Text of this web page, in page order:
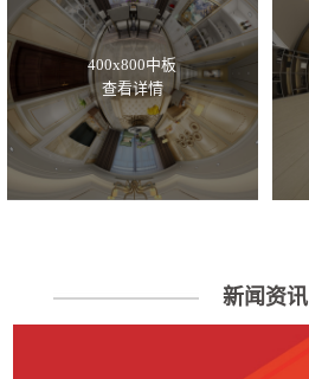
400x800中板
查看详情
新闻资讯